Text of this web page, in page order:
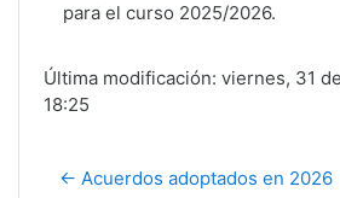
para el curso 2025/2026.
Última modificación: viernes, 31
18:25
← Acuerdos adoptados en 2026